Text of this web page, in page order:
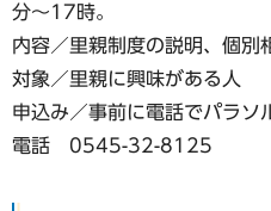
分〜17時。
内容／里親制度の説明、個別
対象／里親に興味がある人
申込み／事前に電話でパラソ
電話 0545-32-8125